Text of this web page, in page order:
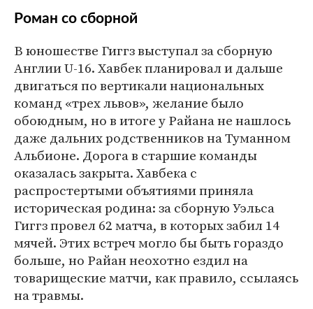
Роман со сборной
В юношестве Гиггз выступал за сборную
Англии U-16. Хавбек планировал и дальше
двигаться по вертикали национальных
команд «трех львов», желание было
обоюдным, но в итоге у Райана не нашлось
даже дальних родственников на Туманном
Альбионе. Дорога в старшие команды
оказалась закрыта. Хавбека с
распростертыми объятиями приняла
историческая родина: за сборную Уэльса
Гиггз провел 62 матча, в которых забил 14
мячей. Этих встреч могло бы быть гораздо
больше, но Райан неохотно ездил на
товарищеские матчи, как правило, ссылаясь
на травмы.